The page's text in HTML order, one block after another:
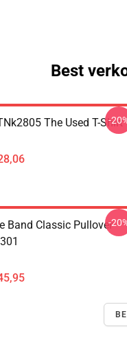
Best
The Used T-Shirt
-
Band Classic Pullover
-